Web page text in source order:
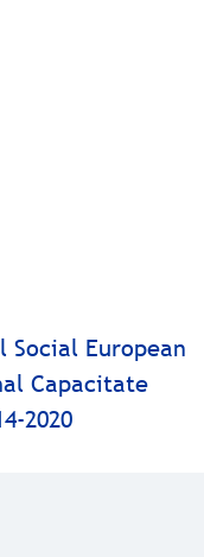
European
Capacitate
2020